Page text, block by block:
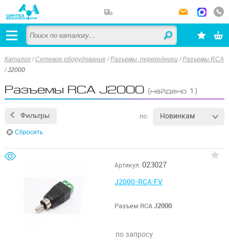
Каталог /Сетевое оборудование /Разъемы, переходники /Разъемы RCA
/J2000
Разъемы RCA J2000 (найдено 1)
Фильтры по: Новинкам
Сбросить
Артикул: 023027
J2000-RCA:FV
Разъем RCAJ2000
по запросу